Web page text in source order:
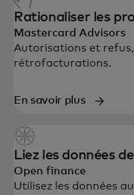
Rationaliser les
Mastercard Advisors
Autorisations et
rétrofacturations.
En savoir plus
Liez les données
Open finance
Utilisez les données